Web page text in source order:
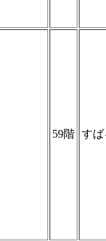
59階 すば